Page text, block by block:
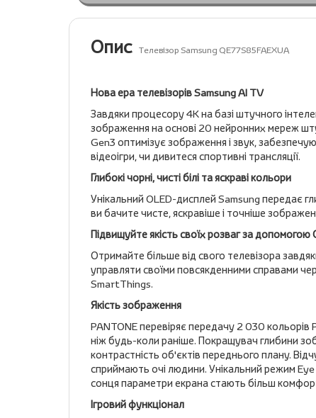
Опис Телевізор Samsung QE77S85FAEXUA
Нова ера телевізорів Samsung AI TV
Завдяки процесору 4K на базі штучного
зображення на основі 20 нейронних мереж
Gen3 оптимізує зображення і звук,
відеоігри, чи дивитеся спортивні трансляції.
Глибокі чорні, чисті білі та яскраві кольори
Унікальний OLED-дисплей Samsung передає
ви бачите чисте, яскравіше і точніше
Підвищуйте якість своїх розваг за
Отримайте більше від свого телевізора
управляти своїми повсякденними справами
SmartThings.
Якість зображення
PANTONE перевіряє передачу 2 030
ніж будь-коли раніше. Покращувач глибини
контрастність об'єктів переднього плану.
сприймають очі людини. Унікальний режим
сонця параметри екрана стають більш
Ігровий функціонал